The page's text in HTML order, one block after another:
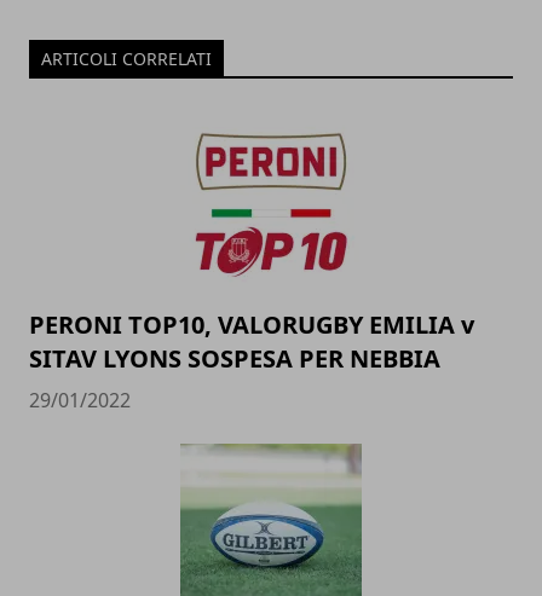
ARTICOLI CORRELATI
PERONI TOP10, VALORUGBY EMILIA v
SITAV LYONS SOSPESA PER NEBBIA
29/01/2022